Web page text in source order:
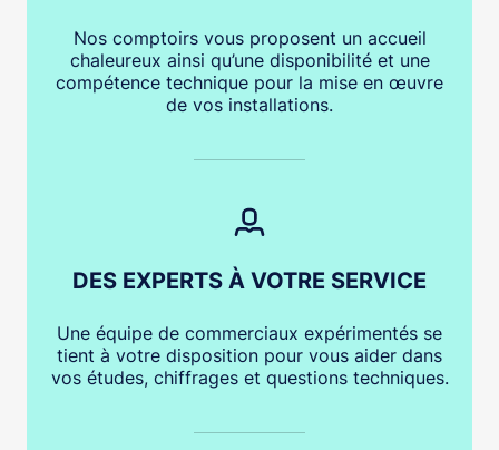
Nos comptoirs vous proposent un accueil
chaleureux ainsi qu’une disponibilité et une
compétence technique pour la mise en œuvre
de vos installations.
DES EXPERTS À VOTRE SERVICE
Une équipe de commerciaux expérimentés se
tient à votre disposition pour vous aider dans
vos études, chiffrages et questions techniques.